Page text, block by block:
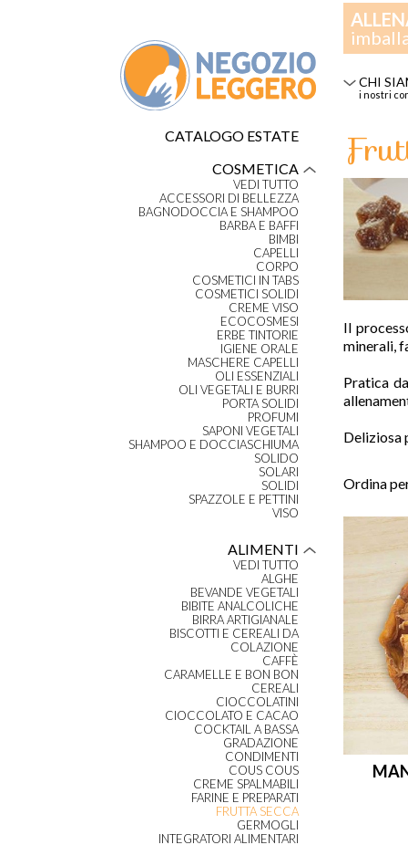
CHI
i nostri
CATALOGO ESTATE
COSMETICA
VEDI TUTTO
ACCESSORI DI BELLEZZA
BAGNODOCCIA E SHAMPOO
BARBA E BAFFI
BIMBI
CAPELLI
CORPO
COSMETICI IN TABS
COSMETICI SOLIDI
CREME VISO
ECOCOSMESI
ERBE TINTORIE
IGIENE ORALE
MASCHERE CAPELLI
OLI ESSENZIALI
OLI VEGETALI E BURRI
PORTA SOLIDI
PROFUMI
SAPONI VEGETALI
SHAMPOO E DOCCIASCHIUMA
SOLIDO
SOLARI
SOLIDI
SPAZZOLE E PETTINI
VISO
ALIMENTI
VEDI TUTTO
ALGHE
BEVANDE VEGETALI
BIBITE ANALCOLICHE
BIRRA ARTIGIANALE
BISCOTTI E CEREALI DA
COLAZIONE
CAFFÈ
CARAMELLE E BON BON
CEREALI
CIOCCOLATINI
CIOCCOLATO E CACAO
COCKTAIL A BASSA
GRADAZIONE
CONDIMENTI
COUS COUS
CREME SPALMABILI
FARINE E PREPARATI
FRUTTA SECCA
GERMOGLI
INTEGRATORI ALIMENTARI
Il
minerali,
Pratica
Deliziosa
Ordina